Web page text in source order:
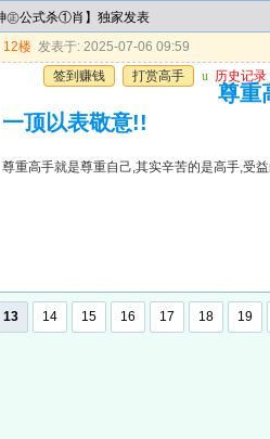
㊣公式杀①肖】独家发表
12楼 发表于: 2025-07-06 09:59
签到赚钱
打赏高手 u 历史记录
尊重
一顶以表敬意!!
尊重高手就是尊重自己,其实辛苦的是高手,受
13 14 15 16 17 18 19